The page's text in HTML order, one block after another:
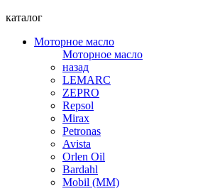
каталог
Моторное масло
Моторное масло
назад
LEMARC
ZEPRO
Repsol
Mirax
Petronas
Avista
Orlen Oil
Bardahl
Mobil (ММ)